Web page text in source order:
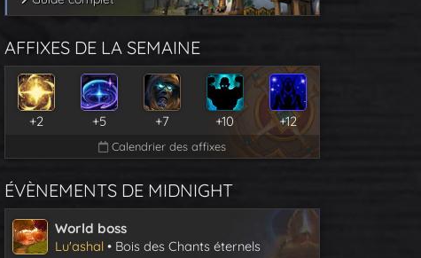
AFFIXES DE LA SEMAINE
+2 +5 +7 +10 +12
Calendrier des affixes
ÉVÈNEMENTS DE MIDNIGHT
World boss
Lu'ashal • Bois des Chants éternels